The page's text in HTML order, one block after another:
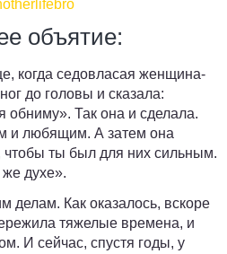
объятие:
когда седовласая женщина-
до головы и сказала:
обниму». Так она и сделала.
и любящим. А затем она
чтобы ты был для них сильным.
духе».
делам. Как оказалось, вскоре
тяжелые времена, и
И сейчас, спустя годы, у